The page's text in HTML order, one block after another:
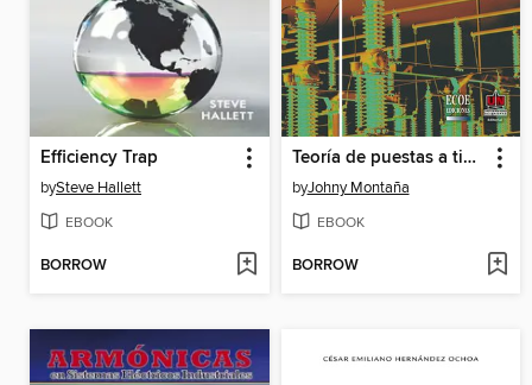
Efficiency Trap
bySteve Hallett
EBOOK
BORROW
Teoría de puestas a tierra
byJohny Montaña
EBOOK
BORROW